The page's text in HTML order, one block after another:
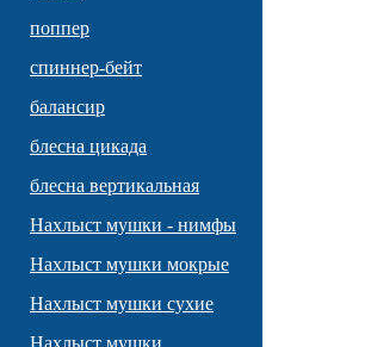
поппер
спиннер-бейт
балансир
блесна цикада
блесна вертикальная
Нахлыст мушки - нимфы
Нахлыст мушки мокрые
Нахлыст мушки сухие
Нахлыст мушки